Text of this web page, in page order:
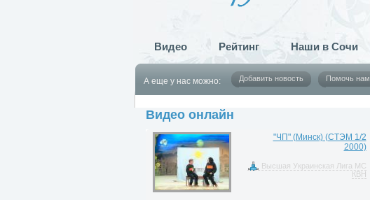
Видео Рейтинг Наши в Сочи
А еще у нас можно: Добавить новость Помочь нам
Видео онлайн
"ЧП" (Минск) (СТЭМ 1/2
2000)
Высшая Украинская Лига МС
КВН